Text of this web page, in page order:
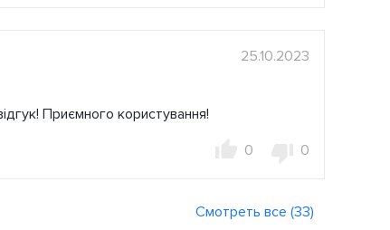
25.10.2023
Приємного користування!
0 0
Смотреть все (33)